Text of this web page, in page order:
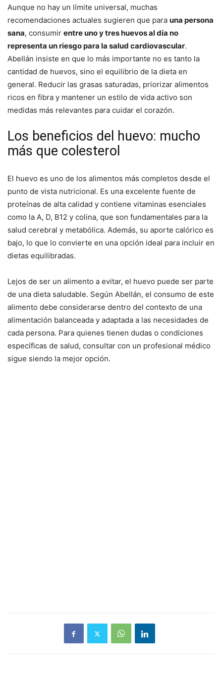
Aunque no hay un límite universal, muchas
recomendaciones actuales sugieren que para una persona
sana, consumir entre uno y tres huevos al día no
representa un riesgo para la salud cardiovascular.
Abellán insiste en que lo más importante no es tanto la
cantidad de huevos, sino el equilibrio de la dieta en
general. Reducir las grasas saturadas, priorizar alimentos
ricos en fibra y mantener un estilo de vida activo son
medidas más relevantes para cuidar el corazón.
Los beneficios del huevo: mucho
más que colesterol
El huevo es uno de los alimentos más completos desde el
punto de vista nutricional. Es una excelente fuente de
proteínas de alta calidad y contiene vitaminas esenciales
como la A, D, B12 y colina, que son fundamentales para la
salud cerebral y metabólica. Además, su aporte calórico es
bajo, lo que lo convierte en una opción ideal para incluir en
dietas equilibradas.
Lejos de ser un alimento a evitar, el huevo puede ser parte
de una dieta saludable. Según Abellán, el consumo de este
alimento debe considerarse dentro del contexto de una
alimentación balanceada y adaptada a las necesidades de
cada persona. Para quienes tienen dudas o condiciones
específicas de salud, consultar con un profesional médico
sigue siendo la mejor opción.